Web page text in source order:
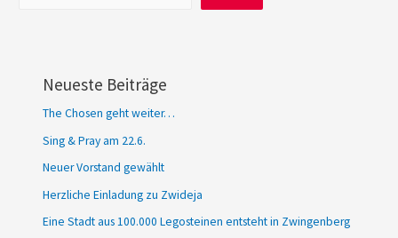
Neueste Beiträge
The Chosen geht weiter…
Sing & Pray am 22.6.
Neuer Vorstand gewählt
Herzliche Einladung zu Zwideja
Eine Stadt aus 100.000 Legosteinen entsteht in Zwingenberg